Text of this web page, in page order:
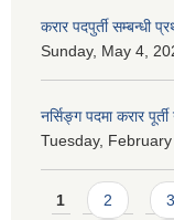
करार पदपुर्ती सम्बन्धी
Sunday, May 4,
नर्सिङ्ग पदमा करार
Tuesday,
Pages
1 2 3